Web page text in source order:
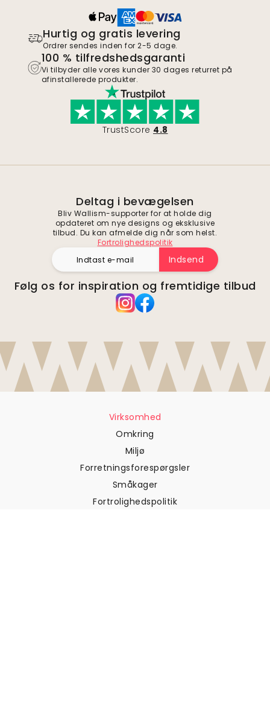
Hurtig og gratis levering
Ordrer sendes inden for 2-5 dage.
100 % tilfredshedsgaranti
Vi tilbyder alle vores kunder 30 dages returret på
afinstallerede produkter.
TrustScore 4.8
Deltag i bevægelsen
Bliv Wallism-supporter for at holde dig
opdateret om nye designs og eksklusive
tilbud. Du kan afmelde dig når som helst.
Fortrolighedspolitik
Indsend
Følg os for inspiration og fremtidige tilbud
Virksomhed
Omkring
Miljø
Forretningsforespørgsler
Småkager
Fortrolighedspolitik